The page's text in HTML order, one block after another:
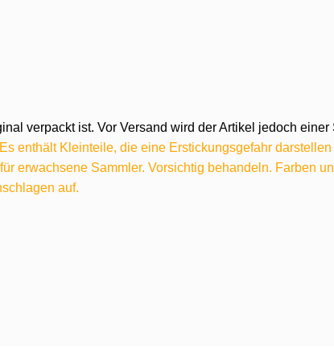
verpackt ist. Vor Versand wird der Artikel jedoch
enthält Kleinteile, die eine Erstickungsgefahr
erwachsene Sammler. Vorsichtig behandeln. Farben
auf.